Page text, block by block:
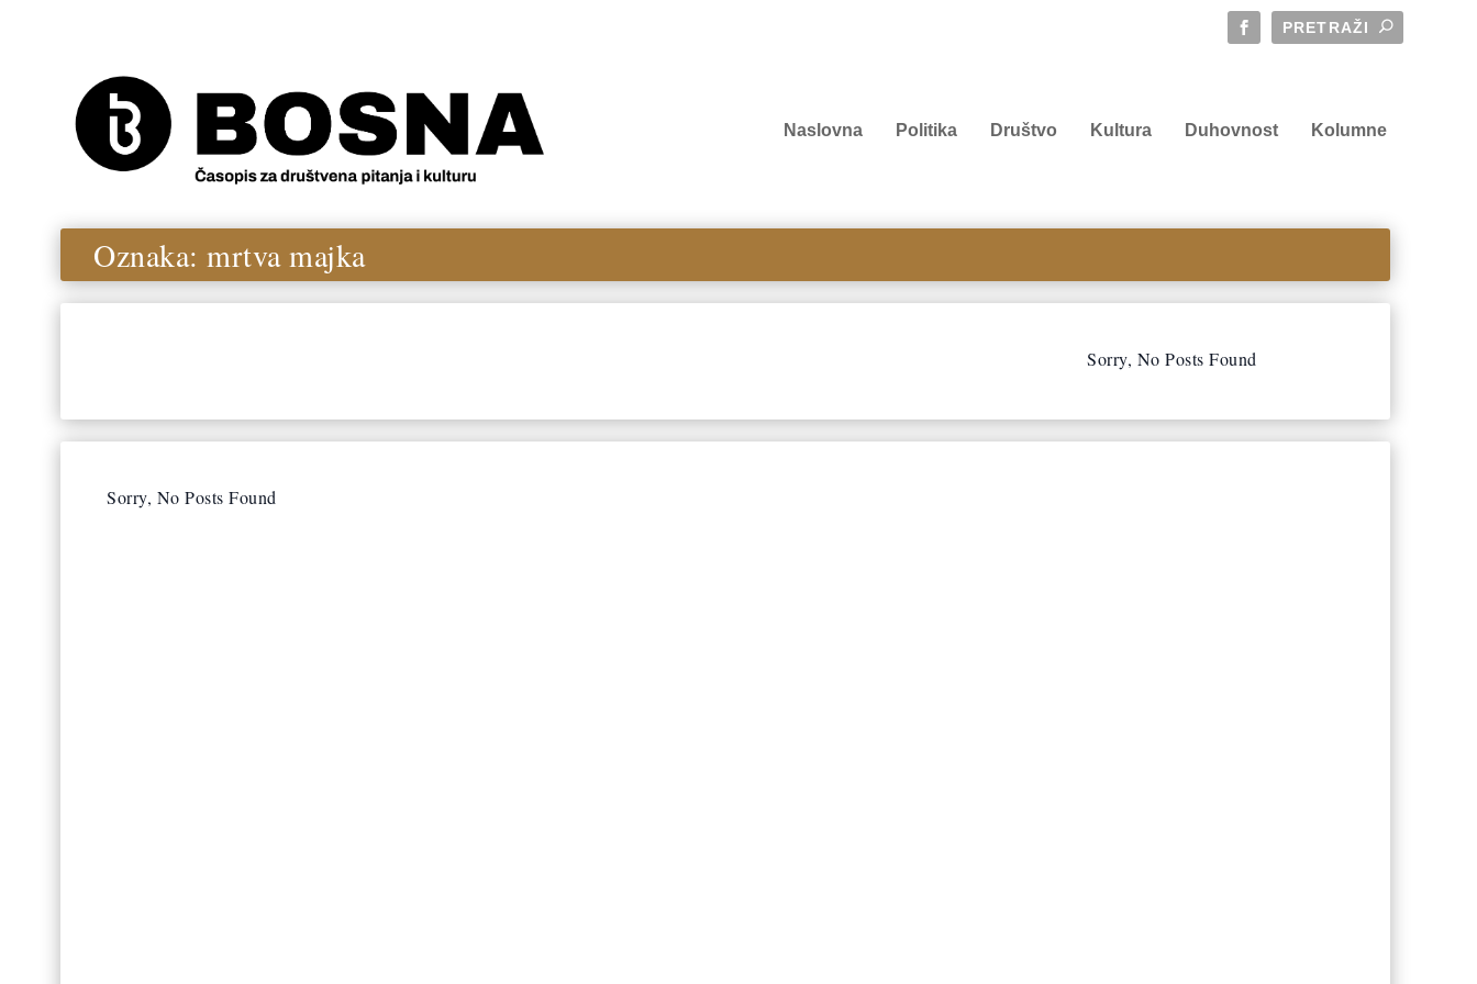
Naslovna Politika Društvo Kultura Duhovnost Kolumne
Oznaka:mrtva majka
Sorry, No Posts Found
Sorry, No Posts Found